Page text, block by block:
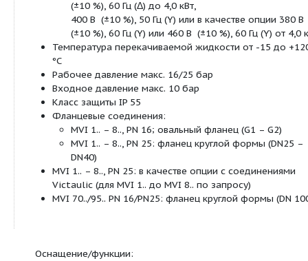
катафорезным покрытием), гидравлика
304);
[только MVI 70.. и 95..]
16
Вид фланца
16 = фланец PN16 (круглый или
25 = фланец PN25 (круглый или
P = муфта Victaulic [только MVIE 8.. и
Вид уплотнения
E = EPDM
V = FKM (витон)
1 = 1~ (однофазный ток);
[только MVI 8.. и ниже]
3 = 3~ (трехфазный ток)
2 Число полюсов